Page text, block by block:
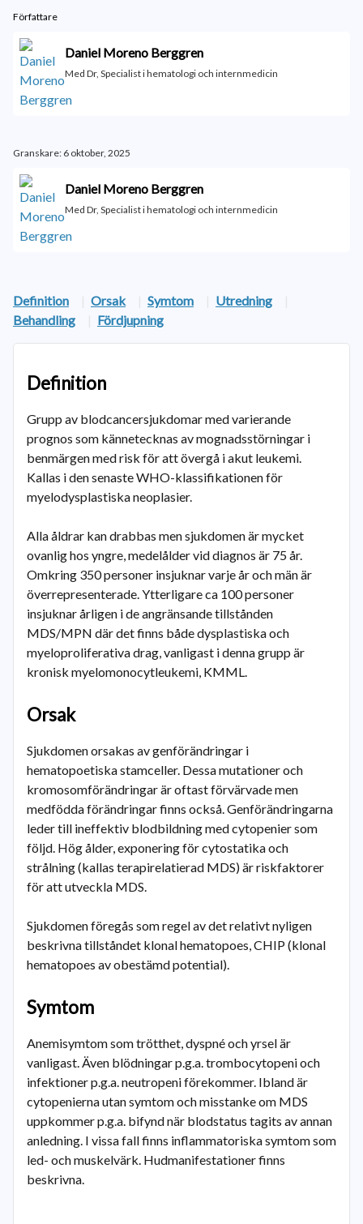
Författare
Daniel Moreno Berggren
Med Dr, Specialist i hematologi och internmedicin
Granskare: 6 oktober, 2025
Daniel Moreno Berggren
Med Dr, Specialist i hematologi och internmedicin
Definition | Orsak | Symtom | Utredning
|
Behandling
| Fördjupning
Definition
Grupp av blodcancersjukdomar med varierande
prognos som kännetecknas av mognadsstörningar i
benmärgen med risk för att övergå i akut leukemi.
Kallas i den senaste WHO-klassifikationen för
myelodysplastiska neoplasier.
Alla åldrar kan drabbas men sjukdomen är mycket
ovanlig hos yngre, medelålder vid diagnos är 75 år.
Omkring 350 personer insjuknar varje år och män är
överrepresenterade. Ytterligare ca 100 personer
insjuknar årligen i de angränsande tillstånden
MDS/MPN där det finns både dysplastiska och
myeloproliferativa drag, vanligast i denna grupp är
kronisk myelomonocytleukemi, KMML.
Orsak
Sjukdomen orsakas av genförändringar i
hematopoetiska stamceller. Dessa mutationer och
kromosomförändringar är oftast förvärvade men
medfödda förändringar finns också. Genförändringarna
leder till ineffektiv blodbildning med cytopenier som
följd. Hög ålder, exponering för cytostatika och
strålning (kallas terapirelatierad MDS) är riskfaktorer
för att utveckla MDS.
Sjukdomen föregås som regel av det relativt nyligen
beskrivna tillståndet klonal hematopoes, CHIP (klonal
hematopoes av obestämd potential).
Symtom
Anemisymtom som trötthet, dyspné och yrsel är
vanligast. Även blödningar p.g.a. trombocytopeni och
infektioner p.g.a. neutropeni förekommer. Ibland är
cytopenierna utan symtom och misstanke om MDS
uppkommer p.g.a. bifynd när blodstatus tagits av annan
anledning. I vissa fall finns inflammatoriska symtom som
led- och muskelvärk. Hudmanifestationer finns
beskrivna.